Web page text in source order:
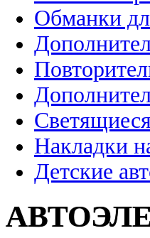
Обманки
Накладки
Детские